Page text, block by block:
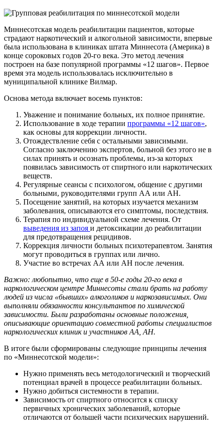
Миннесотская модель реабилитации пациентов, которые
страдают наркотический и алкогольной зависимости, впервые
была использована в клиниках штата Миннесота (Америка) в
конце сороковых годов 20-го века. Это метод лечения
построен на базе популярной программы «12 шагов». Первое
время эта модель использовалась исключительно в
муниципальной клинике Вилмар.
Основа метода включает восемь пунктов:
Уважение и понимание больных, их полное принятие.
Использование в ходе терапии программы «12 шагов»,
как основы для коррекции личности.
Отождествление себя с остальными зависимыми.
Согласно заключению экспертов, больной без этого не в
силах принять и осознать проблемы, из-за которых
появилась зависимость от спиртного или наркотических
веществ.
Регулярные сеансы с психологом, общение с другими
больными, руководителями групп АА или АН.
Посещение занятий, на которых изучается механизм
заболевания, описываются его симптомы, последствия.
Терапия по индивидуальной схеме лечения. От
выведения из запоя и детоксикации до реабилитации
для предотвращения рецидивов.
Коррекция личности больных психотерапевтом. Занятия
могут проводиться в группах или лично.
Участие во встречах АА или АН после лечения.
Важно: любопытно, что еще в 50-е годы 20-го века в
наркологическом центре Миннесоты стали брать на работу
людей из числа «бывших» алкоголиков и наркозависимых. Они
выполняли обязанности консультантов по химической
зависимости. Были разработаны основные положения,
описывающие ориентацию совместной работы специалистов
наркологических клиник и участников АА, АН.
В итоге были сформированы следующие принципы лечения
по «Миннесотской модели»:
Нужно применять весь методологический и творческий
потенциал врачей в процессе реабилитации больных.
Нужно добиться системности в терапии.
Зависимость от спиртного относится к списку
первичных хронических заболеваний, которые
отличаются от большей части психических нарушений.